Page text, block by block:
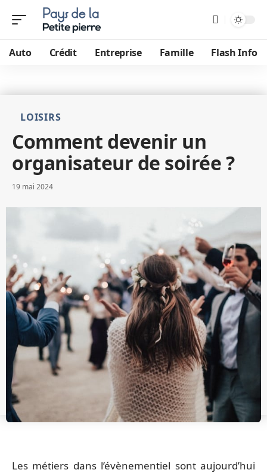
Auto Crédit Entreprise Famille Flash Info
LOISIRS
Comment devenir un
organisateur de soirée ?
19 mai 2024
Les métiers dans l’évènementiel sont aujourd’hui